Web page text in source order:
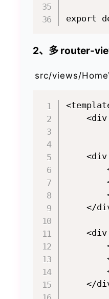
2、多 router-
src/views/
<div
</
</